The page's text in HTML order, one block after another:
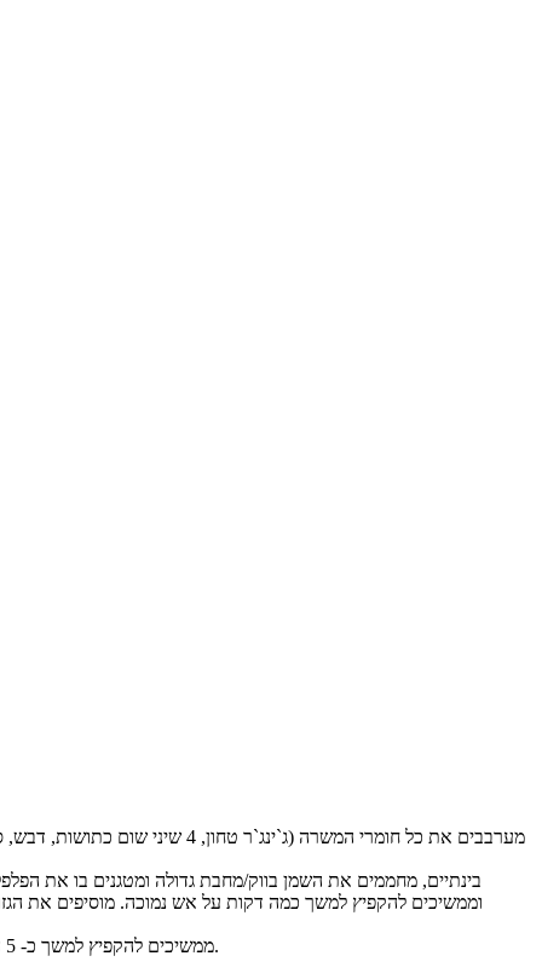
ממשיכים להקפיץ למשך כ- 5 דקות, עד שרצועות העוף (וכך גם שאר הירקות) התרככו. יוצקים פנימה את נוזלי המשרה, הפטרוזיליה הקצוצה והאטריות ומערבבים הכל היטב.